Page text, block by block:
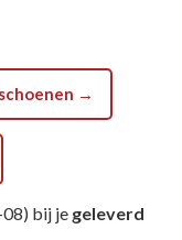
→
bij je geleverd